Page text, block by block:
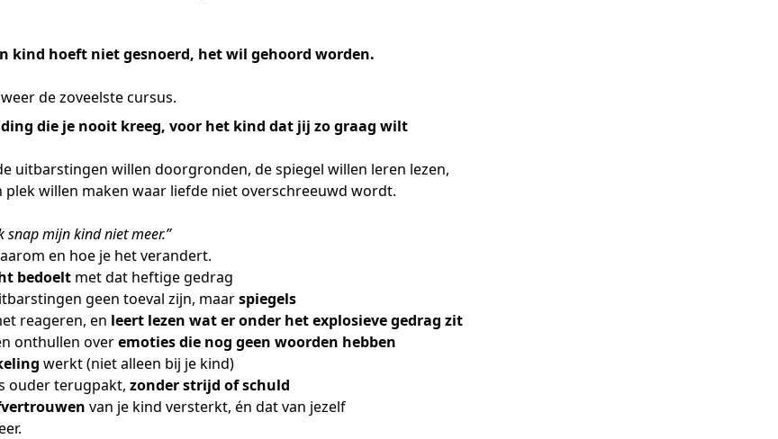
kind hoeft niet gesnoerd, het wil gehoord worden.
de zoveelste cursus.
die je nooit kreeg, voor het kind dat jij zo graag wilt
uitbarstingen willen doorgronden, de spiegel willen leren lezen,
plek willen maken waar liefde niet overschreeuwd wordt.
snap mijn kind niet meer.”
en hoe je het verandert.
bedoelt met dat heftige gedrag
geen toeval zijn, maarspiegels
reageren, en leert lezen wat er onder het explosieve gedrag zit
onthullen overemoties die nog geen woorden hebben
werkt (niet alleen bij je kind)
ouder terugpakt, zonder strijd of schuld
van je kind versterkt, én dat van jezelf